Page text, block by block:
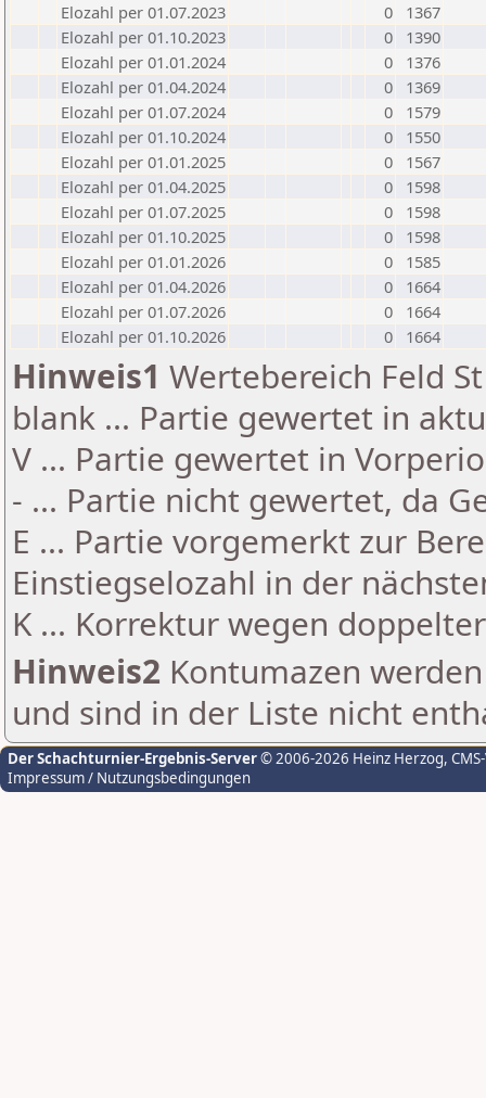
Elozahl per 01.07.2023
0
1367
Elozahl per 01.10.2023
0
1390
Elozahl per 01.01.2024
0
1376
Elozahl per 01.04.2024
0
1369
Elozahl per 01.07.2024
0
1579
Elozahl per 01.10.2024
0
1550
Elozahl per 01.01.2025
0
1567
Elozahl per 01.04.2025
0
1598
Elozahl per 01.07.2025
0
1598
Elozahl per 01.10.2025
0
1598
Elozahl per 01.01.2026
0
1585
Elozahl per 01.04.2026
0
1664
Elozahl per 01.07.2026
0
1664
Elozahl per 01.10.2026
0 1664
Hinweis1 Wertebereich Feld
blank ... Partie gewertet in
V ... Partie gewertet in
- ... Partie nicht gewertet, da
E ... Partie vorgemerkt zur
Einstiegselozahl in der
K ... Korrektur wegen
Hinweis2 Kontumazen
und sind in der Liste nicht
Der Schachturnier-Ergebnis-Server© 2006-2026 Heinz Herzog,
Impressum / Nutzungsbedingungen